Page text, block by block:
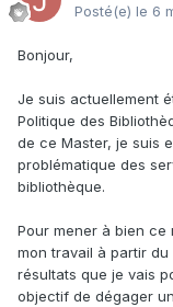
Posté(e) le 6
Bonjour,
Je suis actuellement
Politique des
de ce Master, je suis
problématique des
bibliothèque.
Pour mener à bien ce
mon travail à partir
résultats que je vais
objectif de dégager